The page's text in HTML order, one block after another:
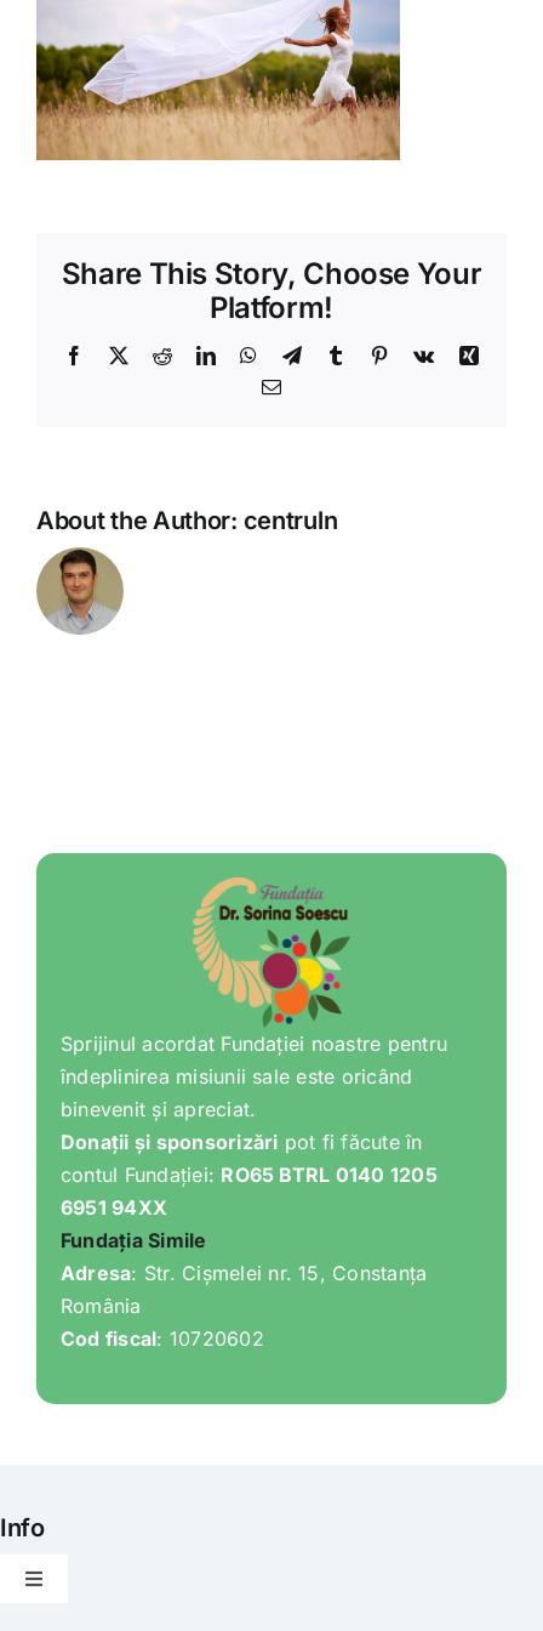
Shop
Tratamente naturale
Share This Story, Choose Your
Platform!
Facebook
X RedditLinkedInWhatsApp
TelegramTumblr Pinterest
Vk
Xing
Email
About the Author: centruln
Sprijinul acordat Fundației noastre pentru
îndeplinirea misiunii sale este oricând
binevenit și apreciat.
Donații și sponsorizări pot fi făcute în
contul Fundației: RO65 BTRL 0140 1205
6951 94XX
Fundația Simile
Adresa: Str. Cișmelei nr. 15, Constanța
România
Cod fiscal: 10720602
Info
Toggle